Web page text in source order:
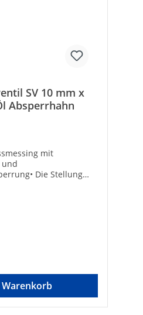
SV 10 mm x
Absperrhahn
mit
Die Stellung
16 bar
Anschluss 2